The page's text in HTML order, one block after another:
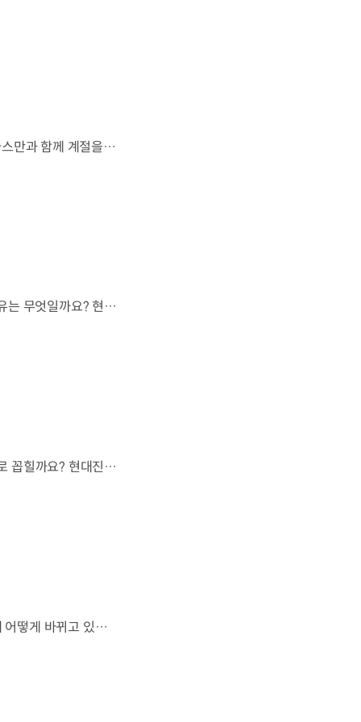
살랑이는 억새와 새들의 지저귐,선선한 가을이 찾아오는 소리. 더 기아 타스만과 함께 계절을 만나보세요. 🎧 *본 영상은 AI를 활용해 제작했습니다. #기아 #더기아타스만 #타스만 #가을 #입추 #Tasman #ASMR
현대자동차 하이브리드 누적 판매 500만 대.많은 운전자들이 선택한 이유는 무엇일까요? 현대진행형 팟캐스트 EP.21에서 확인하세요.📻 #현대자동차그룹 #현대진행형 #모빌리티팟캐스트 #하이브리드 #연료 #미래모빌리티 #모빌리티
오랫동안 미래 에너지로 사용되어 온 수소.왜 지금까지도 중요한 선택지로 꼽힐까요? 현대진행형 팟캐스트 EP.21에서 확인하세요.📻 #현대자동차그룹 #현대진행형 #모빌리티팟캐스트 #수소전기차 #수소에너지 #연료 #미래모빌리티 #모빌리티
엔진으로 움직이는 기계로 여겨졌던 자동차.배터리와 소프트웨어를 통해 어떻게 바뀌고 있을까요? 현대진행형 팟캐스트 EP.21에서 확인하세요.📻 #현대자동차그룹 #현대진행형 #모빌리티팟캐스트 #SDV #전기차 #연료 #미래모빌리티 #모빌리티